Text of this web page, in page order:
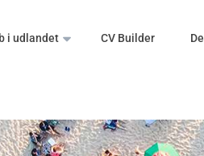
i udlandet CV Builder